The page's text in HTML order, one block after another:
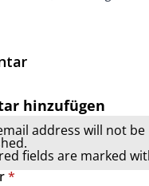
hinzufügen
address will not be
fields are marked
*